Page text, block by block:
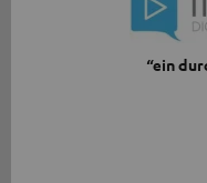
“ein